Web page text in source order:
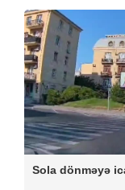
Sola dönməyə